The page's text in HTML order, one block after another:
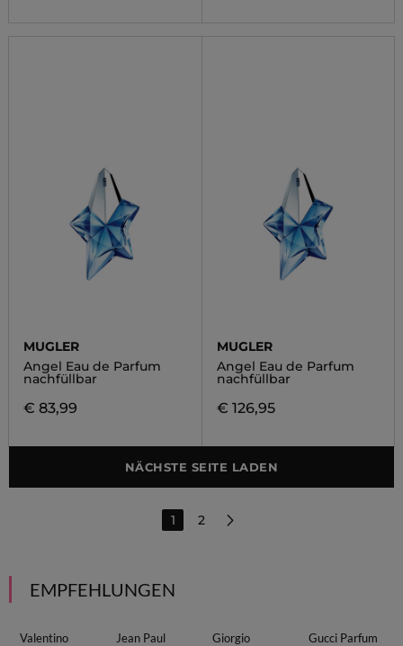
MUGLER
Angel Eau de Parfum
nachfüllbar
€ 83,99
MUGLER
Angel Eau de Parfum
nachfüllbar
€ 126,95
NÄCHSTE SEITE LADEN
1 2
EMPFEHLUNGEN
Valentino
Jean Paul
Giorgio
Gucci Parfum